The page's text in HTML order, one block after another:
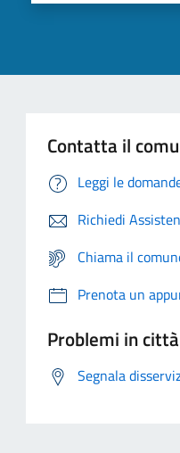
Contatta il
Leggi le
Richiedi
Chiama il
Prenota un
Problemi in città
Segnala